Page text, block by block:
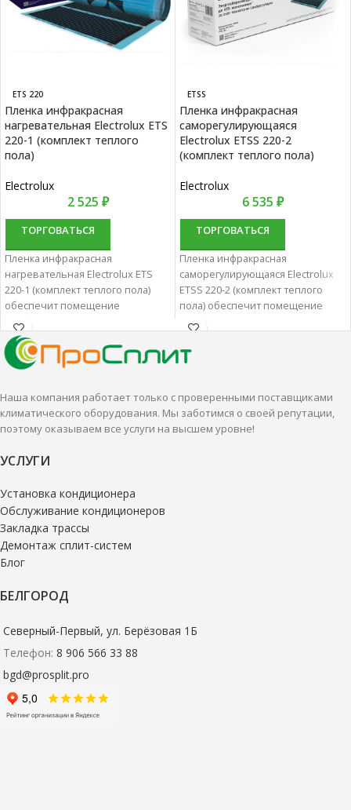
ETS 220
Пленка инфракрасная
нагревательная Electrolux ETS
220-1 (комплект теплого
пола)
Electrolux
2 525 ₽
ТОРГОВАТЬСЯ
Пленка инфракрасная
нагревательная Electrolux ETS
220-1 (комплект теплого пола)
обеспечит помещение
комфортной температурой.
Нагревательная инфракрасная
пленка характеризуются
удобством и высокой
ETSS
Пленка инфракрасная
саморегулирующаяся
Electrolux ETSS 220-2
(комплект теплого пола)
Electrolux
6 535 ₽
ТОРГОВАТЬСЯ
Пленка инфракрасная
саморегулирующаяся Electrolux
ETSS 220-2 (комплект теплого
пола) обеспечит помещение
комфортной температурой.
пленка характеризуются
Наша компания работает только с проверенными поставщиками
климатического оборудования. Мы заботимся о своей репутации,
поэтому оказываем все услуги на высшем уровне!
УСЛУГИ
Установка кондиционера
Обслуживание кондиционеров
Закладка трассы
Демонтаж сплит-систем
Блог
БЕЛГОРОД
Северный-Первый, ул. Берёзовая 1Б
Телефон: 8 906 566 33 88
bgd@prosplit.pro